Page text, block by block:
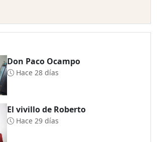
Don Paco Ocampo
Hace 28 días
El vivillo de Roberto
Hace 29 días